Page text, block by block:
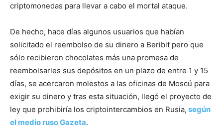
criptomonedas para llevar a cabo el mortal ataque.
De hecho, hace días algunos usuarios que habían
solicitado el reembolso de su dinero a Beribit pero que
sólo recibieron chocolates más una promesa de
reembolsarles sus depósitos en un plazo de entre 1 y 15
días, se acercaron molestos a las oficinas de Moscú para
exigir su dinero y tras esta situación, llegó el proyecto de
ley que prohibiría los criptointercambios en Rusia, según
el medio ruso Gazeta.